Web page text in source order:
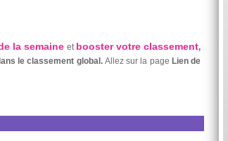
la semaine et booster votre classement,
le classement global. Allez sur la page Lien de